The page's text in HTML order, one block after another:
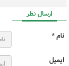
ارسال نظر
نام *
ایمیل